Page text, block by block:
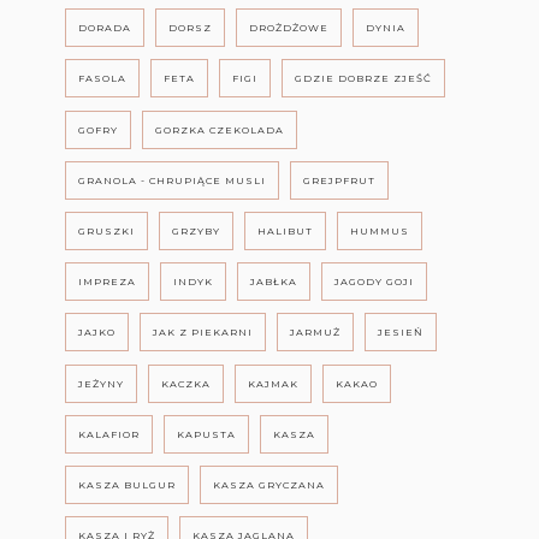
DORADA DORSZ DROŻDŻOWE DYNIA
FASOLA FETA FIGI GDZIE DOBRZE ZJEŚĆ
GOFRY GORZKA CZEKOLADA
GRANOLA - CHRUPIĄCE MUSLI GREJPFRUT
GRUSZKI GRZYBY HALIBUT HUMMUS
IMPREZA INDYK JABŁKA JAGODY GOJI
JAJKO JAK Z PIEKARNI JARMUŻ JESIEŃ
JEŻYNY KACZKA KAJMAK KAKAO
KALAFIOR KAPUSTA KASZA
KASZA BULGUR KASZA GRYCZANA
KASZA I RYŻ KASZA JAGLANA